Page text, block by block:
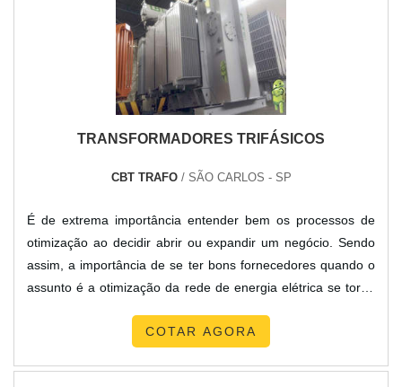
TRANSFORMADORES TRIFÁSICOS
CBT TRAFO/ SÃO CARLOS - SP
É de extrema importância entender bem os processos de
otimização ao decidir abrir ou expandir um negócio. Sendo
assim, a importância de se ter bons fornecedores quando o
assunto é a otimização da rede de energia elétrica se torna
transformadores trifásicos. O produto deve apresentar alta
COTAR AGORA